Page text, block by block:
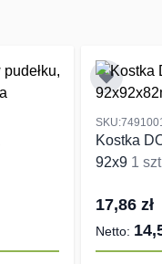
Kostka
92x9 1
17,86 zł